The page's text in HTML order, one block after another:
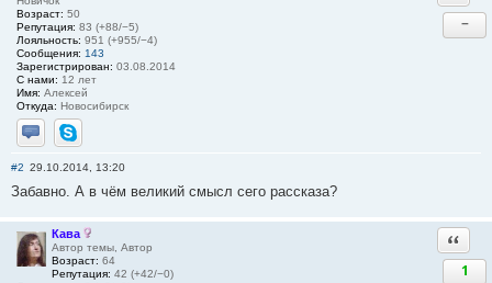
Возраст: 50
Репутация: 83 (+88/−5)
Лояльность: 951 (+955/−4)
Сообщения: 143
Зарегистрирован: 03.08.2014
С нами: 12 лет
Имя: Алексей
Откуда: Новосибирск
Отправить личное сообщение
Skype
−
#2 29.10.2014, 13:20
Забавно. А в чём великий смысл сего рассказа?
Кава
Автор темы, Автор
Возраст: 64
Репутация: 42 (+42/−0)
1